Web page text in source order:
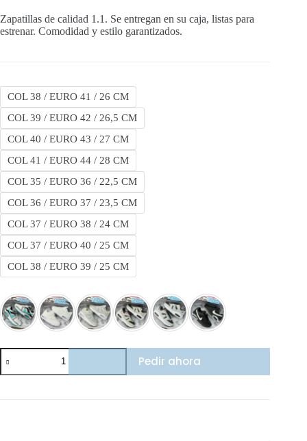
was:
$190,000.00.
$175,000.00.
Zapatillas de calidad 1.1. Se entregan en su caja, listas para
estrenar. Comodidad y estilo garantizados.
COL 38 / EURO 41 / 26 CM
COL 39 / EURO 42 / 26,5 CM
COL 40 / EURO 43 / 27 CM
COL 41 / EURO 44 / 28 CM
COL 35 / EURO 36 / 22,5 CM
COL 36 / EURO 37 / 23,5 CM
COL 37 / EURO 38 / 24 CM
COL 37 / EURO 40 / 25 CM
COL 38 / EURO 39 / 25 CM
Nike
Air
Max
Pedir ahora